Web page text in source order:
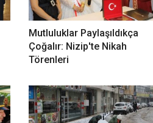
Mutluluklar Paylaşıldıkça
Çoğalır: Nizip'te Nikah
Törenleri